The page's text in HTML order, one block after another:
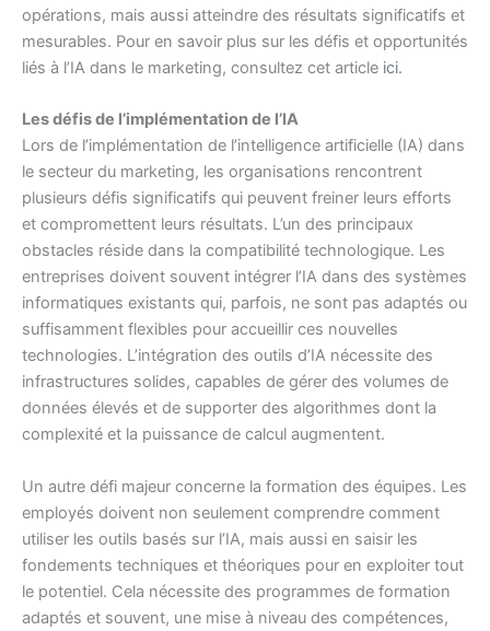
opérations, mais aussi atteindre des résultats significatifs et
mesurables. Pour en savoir plus sur les défis et opportunités
liés à l’IA dans le marketing, consultez cet article ici.
Les défis de l’implémentation de l’IA
Lors de l’implémentation de l’intelligence artificielle (IA) dans
le secteur du marketing, les organisations rencontrent
plusieurs défis significatifs qui peuvent freiner leurs efforts
et compromettent leurs résultats. L’un des principaux
obstacles réside dans la compatibilité technologique. Les
entreprises doivent souvent intégrer l’IA dans des systèmes
informatiques existants qui, parfois, ne sont pas adaptés ou
suffisamment flexibles pour accueillir ces nouvelles
technologies. L’intégration des outils d’IA nécessite des
infrastructures solides, capables de gérer des volumes de
données élevés et de supporter des algorithmes dont la
complexité et la puissance de calcul augmentent.
Un autre défi majeur concerne la formation des équipes. Les
employés doivent non seulement comprendre comment
utiliser les outils basés sur l’IA, mais aussi en saisir les
fondements techniques et théoriques pour en exploiter tout
le potentiel. Cela nécessite des programmes de formation
adaptés et souvent, une mise à niveau des compétences,